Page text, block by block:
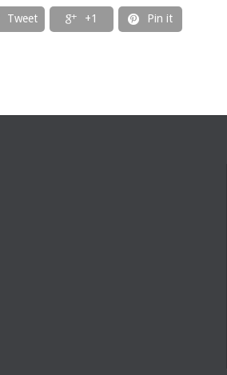
Tweet  +1  Pin it